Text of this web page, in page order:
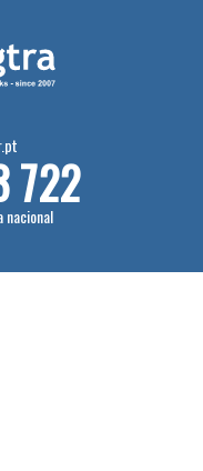
722
nacional